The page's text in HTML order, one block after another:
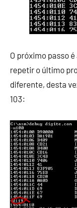
O próximo passo
repetir o último
diferente, desta
103: